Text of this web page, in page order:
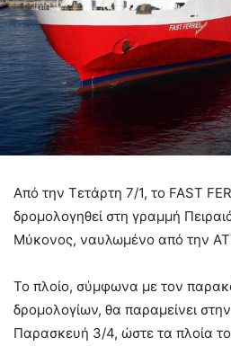
Από την Τετάρτη 7/1, το FAST
δρομολογηθεί στη γραμμή
Μύκονος, ναυλωμένο από την
Το πλοίο, σύμφωνα με τον
δρομολογίων, θα παραμείνει
Παρασκευή 3/4, ώστε τα πλοία